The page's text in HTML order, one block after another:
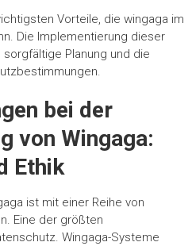
Vorteile, die wingaga im
Die Implementierung dieser
Planung und die
bei der
von Wingaga:
Ethik
ist mit einer Reihe von
Eine der größten
Wingaga-Systeme